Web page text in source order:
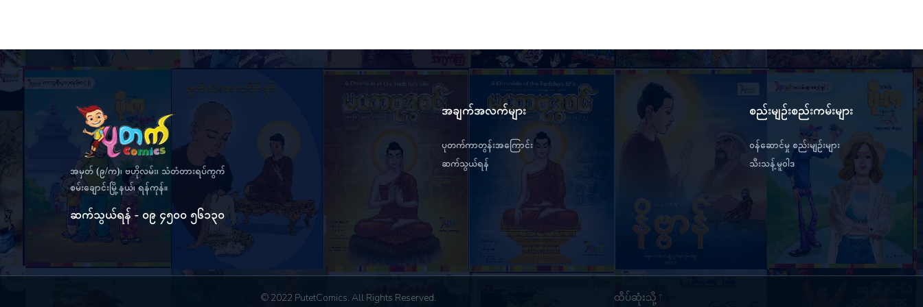
အမှတ် (၉/က)၊ ဗဟိုလမ်း၊ သံတံတားရပ်ကွက်
စမ်းချောင်းမြို့နယ်၊ ရန်ကုန်။
ဆက်သွယ်ရန် - ၀၉ ၄၅၀၀ ၅၆၁၃၀
အချက်အလက်များ
ပုတက်ကာတွန်းအကြောင်း
ဆက်သွယ်ရန်
စည်းမျဉ်းစည်းကမ်းများ
ဝန်ဆောင်မှု စည်းမျဉ်းများ
သီးသန့်မူဝါဒ
© 2022 PutetComics. All Rights Reserved. ထိပ်ဆုံးသို့